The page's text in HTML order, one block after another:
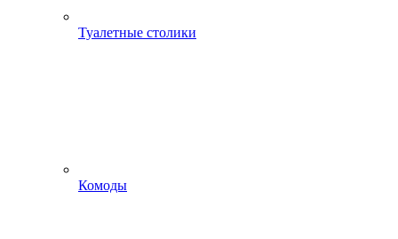
Туалетные столики
Комоды